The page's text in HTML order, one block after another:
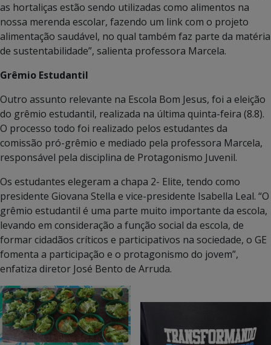
as hortaliças estão sendo utilizadas como alimentos na
nossa merenda escolar, fazendo um link com o projeto
alimentação saudável, no qual também faz parte da matéria
de sustentabilidade”, salienta professora Marcela.
Grêmio Estudantil
Outro assunto relevante na Escola Bom Jesus, foi a eleição
do grêmio estudantil, realizada na última quinta-feira (8.8).
O processo todo foi realizado pelos estudantes da
comissão pró-grêmio e mediado pela professora Marcela,
responsável pela disciplina de Protagonismo Juvenil.
Os estudantes elegeram a chapa 2- Elite, tendo como
presidente Giovana Stella e vice-presidente Isabella Leal. “O
grêmio estudantil é uma parte muito importante da escola,
levando em consideração a função social da escola, de
formar cidadãos críticos e participativos na sociedade, o GE
fomenta a participação e o protagonismo do jovem”,
enfatiza diretor José Bento de Arruda.